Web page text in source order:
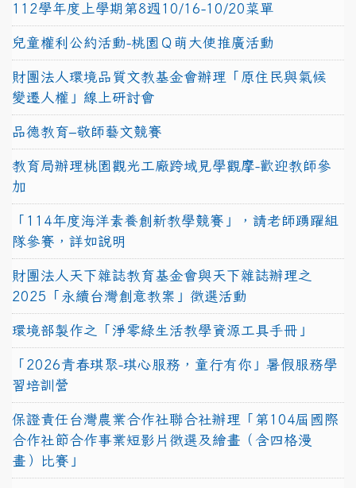
112學年度上學期第8週10/16-10/20菜單
兒童權利公約活動-桃園Ｑ萌大使推廣活動
財團法人環境品質文教基金會辦理「原住民與氣候
變遷人權」線上研討會
品德教育–敬師藝文競賽
教育局辦理桃園觀光工廠跨域見學觀摩-歡迎教師參
加
「114年度海洋素養創新教學競賽」，請老師踴躍組
隊參賽，詳如說明
財團法人天下雜誌教育基金會與天下雜誌辦理之
2025「永續台灣創意教案」徵選活動
環境部製作之「淨零綠生活教學資源工具手冊」
「2026青春琪聚-琪心服務，童行有你」暑假服務學
習培訓營
保證責任台灣農業合作社聯合社辦理「第104屆國際
合作社節合作事業短影片徵選及繪畫（含四格漫
畫）比賽」